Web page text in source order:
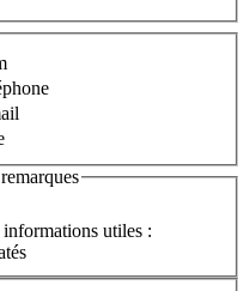
informations utiles :